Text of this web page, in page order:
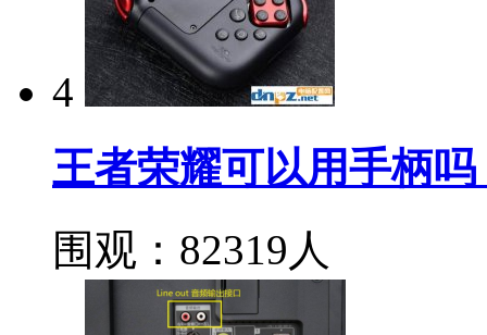
4
王者荣耀可以用手柄
围观：82319人